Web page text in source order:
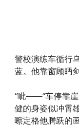
警校演练车循行
蓝。他靠窗顾眄
“呲——”车停靠崖
健的身姿似冲霄
嚓定格他腾跃的